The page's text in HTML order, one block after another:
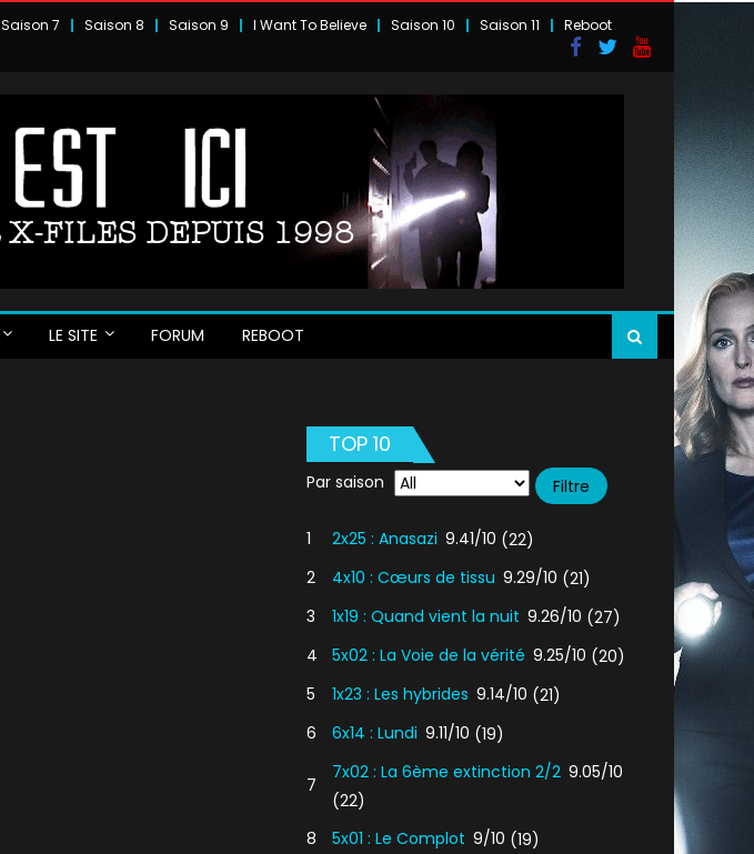
Saison 7 Saison 8 Saison 9 I Want To Believe Saison 10 Saison 11 Reboot
LE SITE FORUM REBOOT
TOP 10
Par saison
1 2x25 : Anasazi 9.41/10 (22)
2
4x10 : Cœurs de tissu 9.29/10 (21)
3
1x19 : Quand vient la nuit 9.26/10 (27)
4
5x02 : La Voie de la vérité 9.25/10 (20)
5
1x23 : Les hybrides 9.14/10 (21)
6
6x14 : Lundi 9.11/10 (19)
7
7x02 : La 6ème extinction 2/2 9.05/10
(22)
8
5x01 : Le Complot 9/10 (19)